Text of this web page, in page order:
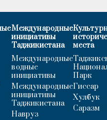
Международные
инициативы
Таджикистана
Международные
водные
инициативы
Международные
инициативы
Таджикистана
Навруз
места
Парк
Гиссар
Хулбук
Саразм